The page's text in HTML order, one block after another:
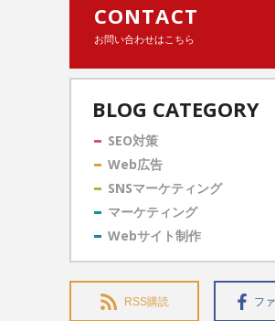
CONTACT
お問い合わせはこちら
BLOG CATEGORY
SEO対策
Web広告
SNSマーケティング
マーケティング
Webサイト制作
RSS購読 フ